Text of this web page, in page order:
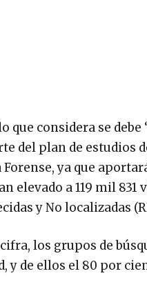
que considera se
del plan de estudios
ya que
elevado a 119 mil
y No localizadas
los grupos de
y de ellos el 80 por